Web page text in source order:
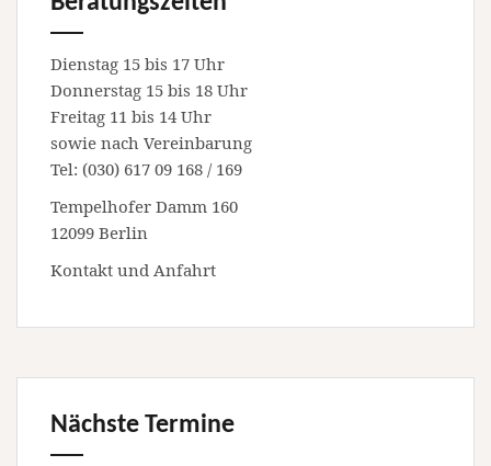
Dienstag 15 bis 17 Uhr
Donnerstag 15 bis 18 Uhr
Freitag 11 bis 14 Uhr
sowie nach Vereinbarung
Tel: (030) 617 09 168 / 169
Tempelhofer Damm 160
12099 Berlin
Kontakt und Anfahrt
Nächste Termine